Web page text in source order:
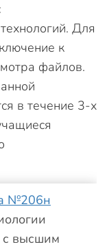
Для
к
файлов.
в течение 3-х
№206н
с высшим